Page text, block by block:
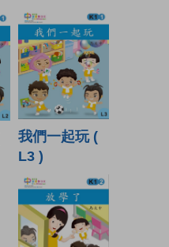
我們一起玩 (
L3 )